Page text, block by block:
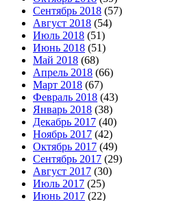
Сентябрь 2018 (57)
Август 2018 (54)
Июль 2018 (51)
Июнь 2018 (51)
Май 2018 (68)
Апрель 2018 (66)
Март 2018 (67)
Февраль 2018 (43)
Январь 2018 (38)
Декабрь 2017 (40)
Ноябрь 2017 (42)
Октябрь 2017 (49)
Сентябрь 2017 (29)
Август 2017 (30)
Июль 2017 (25)
Июнь 2017 (22)